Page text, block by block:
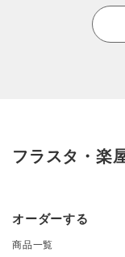
フラスタ・楽
オーダーする
商品一覧